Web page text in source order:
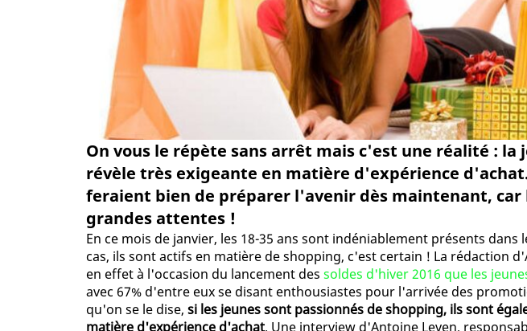
On vous le répète sans arrêt mais c'est une réalité : la
révèle très exigeante en matière d'expérience
feraient bien de préparer l'avenir dès maintenant, car
grandes attentes !
En ce mois de janvier, les 18-35 ans sont indéniablement présents dans
cas, ils sont actifs en matière de shopping, c'est certain ! La rédaction
en effet à l'occasion du lancement des soldes d'hiver 2016 que les
avec 67% d'entre eux se disant enthousiastes pour l'arrivée des
qu'on se le dise, si les jeunes sont passionnés de shopping, ils sont
matière d'expérience d'achat. Une interview d'Antoine Leven,